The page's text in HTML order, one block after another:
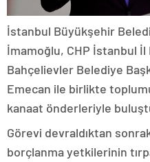
İstanbul Büyükşehir
İmamoğlu, CHP İstanbul İl
Bahçelievler Belediye
Emecan ile birlikte
kanaat önderleriyle
Görevi devraldıktan
borçlanma yetkilerinin